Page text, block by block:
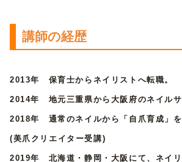
講師の経歴
2013年 保育士からネイリストへ転職。
2014年 地元三重県から大阪府のネイル
2018年 通常のネイルから「自爪育成」
(美爪クリエイター受講)
2019年 北海道・静岡・大阪にて、ネイ